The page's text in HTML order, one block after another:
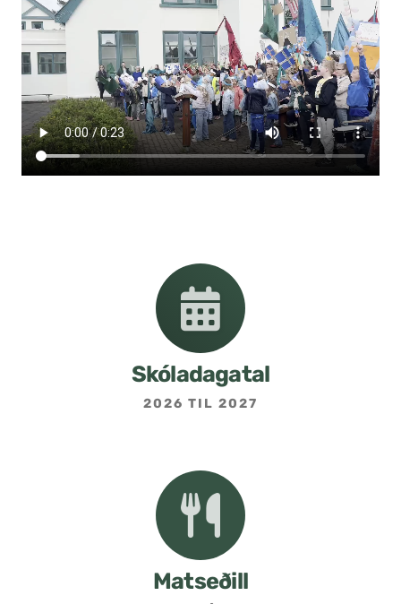
Skóladagatal
2026 TIL 2027
Matseðill
Valgreinar
Umsókn um val utanskóla
Foreldrafélag
Samstarf heimilis og skóla
Áætlanir og stefnur